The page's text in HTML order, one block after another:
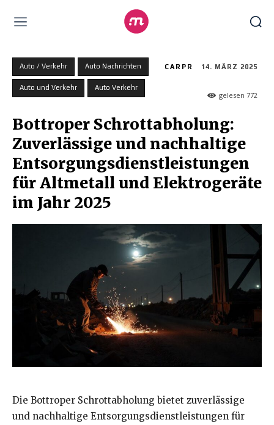
Auto / Verkehr Auto Nachrichten
Auto und Verkehr Auto Verkehr
CARPR 14. MÄRZ 2025
gelesen772
Bottroper Schrottabholung:
Zuverlässige und nachhaltige
Entsorgungsdienstleistungen
für Altmetall und Elektrogeräte
im Jahr 2025
Die Bottroper Schrottabholung bietet zuverlässige
und nachhaltige Entsorgungsdienstleistungen für